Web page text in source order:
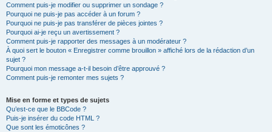
Comment puis-je modifier ou supprimer un sondage ?
Pourquoi ne puis-je pas accéder à un forum ?
Pourquoi ne puis-je pas transférer de pièces jointes ?
Pourquoi ai-je reçu un avertissement ?
Comment puis-je rapporter des messages à un modérateur ?
À quoi sert le bouton « Enregistrer comme brouillon » affiché lors de la rédaction d’un
sujet ?
Pourquoi mon message a-t-il besoin d’être approuvé ?
Comment puis-je remonter mes sujets ?
Mise en forme et types de sujets
Qu’est-ce que le BBCode ?
Puis-je insérer du code HTML ?
Que sont les émoticônes ?